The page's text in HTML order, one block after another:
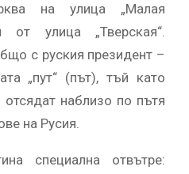
на улица „Малая
от улица „Тверская“.
с руския президент –
„пут“ (път), тъй като
наблизо по пътя
на Русия.
специална отвътре: